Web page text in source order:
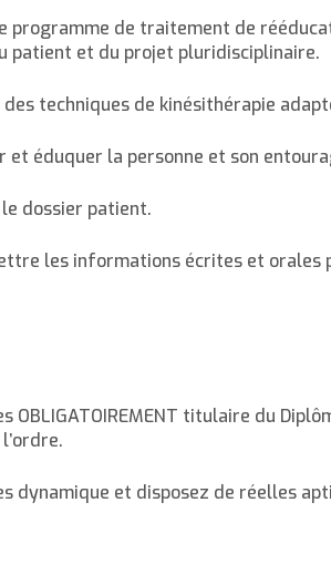
programme de traitement de
patient et du projet pluridisciplinaire.
des techniques de kinésithérapie
et éduquer la personne et son
dossier patient.
les informations écrites et orales
OBLIGATOIREMENT titulaire du
dynamique et disposez de réelles